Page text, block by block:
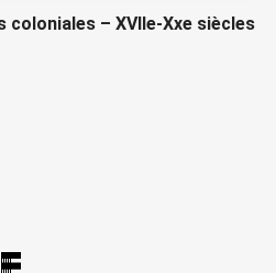
coloniales – XVIIe-Xxe siècles